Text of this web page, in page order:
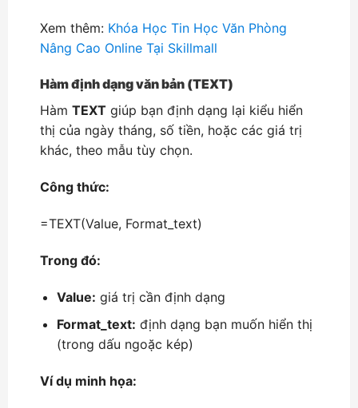
Xem thêm: Khóa Học Tin Học Văn Phòng
Nâng Cao Online Tại Skillmall
Hàm định dạng văn bản (TEXT)
Hàm TEXT giúp bạn định dạng lại kiểu hiển
thị của ngày tháng, số tiền, hoặc các giá trị
khác, theo mẫu tùy chọn.
Công thức:
=TEXT(Value, Format_text)
Trong đó:
Value: giá trị cần định dạng
Format_text: định dạng bạn muốn hiển thị
(trong dấu ngoặc kép)
Ví dụ minh họa: